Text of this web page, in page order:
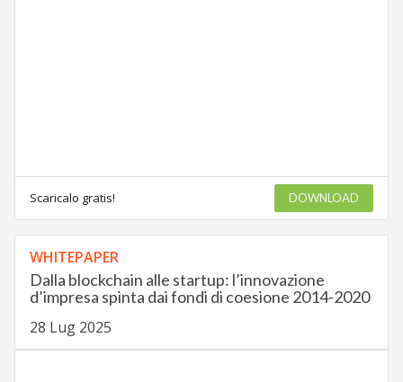
Scaricalo gratis! DOWNLOAD
WHITEPAPER
Dalla blockchain alle startup: l’innovazione
d’impresa spinta dai fondi di coesione 2014-2020
28 Lug 2025